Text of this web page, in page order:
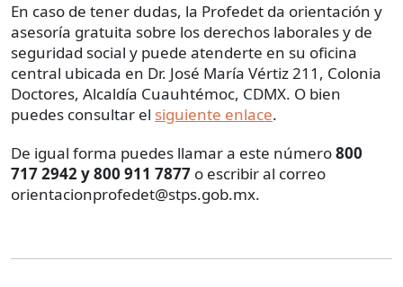
En caso de tener dudas, la Profedet da orientación y
asesoría gratuita sobre los derechos laborales y de
seguridad social y puede atenderte en su oficina
central ubicada en Dr. José María Vértiz 211, Colonia
Doctores, Alcaldía Cuauhtémoc, CDMX. O bien
puedes consultar el siguiente enlace.
De igual forma puedes llamar a este número800
717 2942 y 800 911 7877 o escribir al correo
orientacionprofedet@stps.gob.mx.